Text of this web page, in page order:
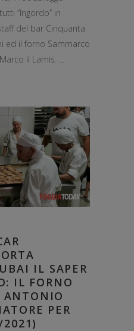
“Ingordo” in
del bar Cinquanta
ed il forno Sammarco
il Lamis.
IL SAPER
IL FORNO
ANTONIO
PER